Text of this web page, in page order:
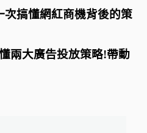
搞懂網紅商機背後的策
兩大廣告投放策略!帶動